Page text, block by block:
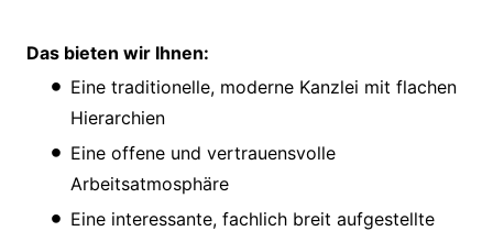
Das bieten wir Ihnen:
Eine traditionelle, moderne Kanzlei mit flachen
Hierarchien
Eine offene und vertrauensvolle
Arbeitsatmosphäre
Eine interessante, fachlich breit aufgestellte